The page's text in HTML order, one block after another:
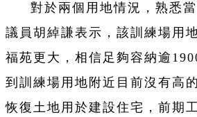
對於兩個用地情況，熟悉
議員胡綽謙表示，該訓練場用
福苑更大，相信足夠容納逾
到訓練場用地附近目前沒有高
恢復土地用於建設住宅，前期